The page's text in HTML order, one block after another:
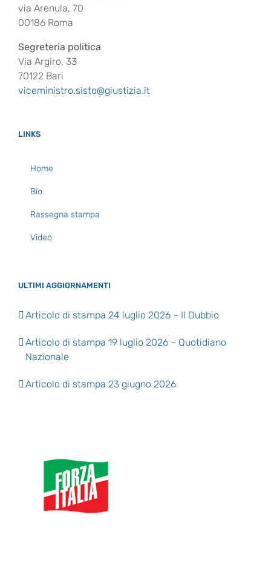
via Arenula, 70
00186 Roma
Segreteria politica
Via Argiro, 33
70122 Bari
viceministro.sisto@giustizia.it
LINKS
Home
Bio
Rassegna stampa
Video
ULTIMI AGGIORNAMENTI
Articolo di stampa 24 luglio 2026 – Il Dubbio
Articolo di stampa 19 luglio 2026 – Quotidiano
Nazionale
Articolo di stampa 23 giugno 2026